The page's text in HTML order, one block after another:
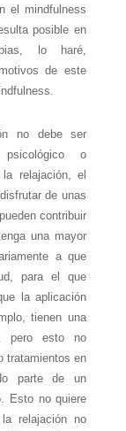
el mindfulness
posible en
lo haré,
de este
no debe ser
o
relajación, el
de unas
contribuir
una mayor
a que
para el que
la aplicación
tienen una
pero esto no
tratamientos en
parte de un
Esto no quiere
relajación no